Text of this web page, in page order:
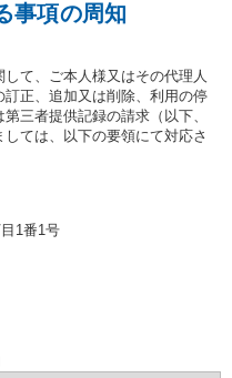
事項の周知
て、ご本人様又はその代理人
正、追加又は削除、利用の停
三者提供記録の請求（以下、
ては、以下の要領にて対応さ
1番1号